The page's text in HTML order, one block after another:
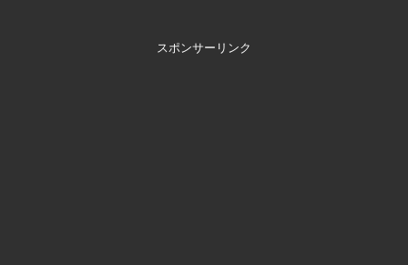
スポンサーリンク